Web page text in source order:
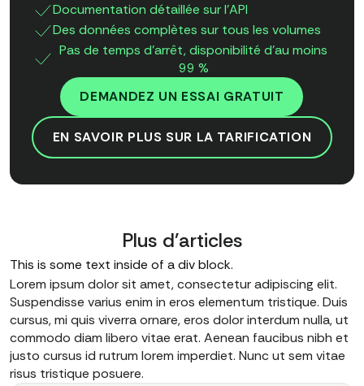
Documentation détaillée sur l'API
Des données complètes sur tous les volumes
Pas de temps d'arrêt, disponibilité d'au moins
99 %
DEMANDEZ UN ESSAI GRATUIT
EN SAVOIR PLUS SUR LA TARIFICATION
Plus d'articles
This is some text inside of a div block.
Lorem ipsum dolor sit amet, consectetur adipiscing elit.
Suspendisse varius enim in eros elementum tristique. Duis
cursus, mi quis viverra ornare, eros dolor interdum nulla, ut
commodo diam libero vitae erat. Aenean faucibus nibh et
justo cursus id rutrum lorem imperdiet. Nunc ut sem vitae
risus tristique posuere.